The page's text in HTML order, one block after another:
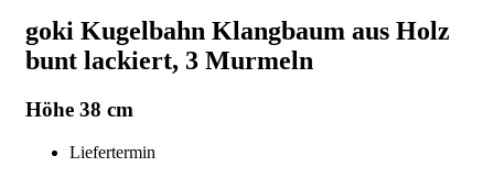
goki Kugelbahn Klangbaum aus Holz
bunt lackiert, 3 Murmeln
Höhe 38 cm
Liefertermin